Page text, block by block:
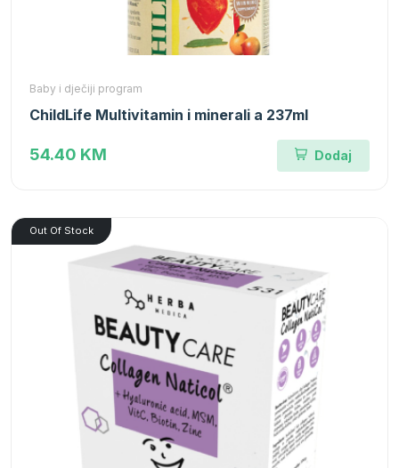
Baby i dječiji program
ChildLife Multivitamin i minerali a 237ml
54.40 KM Dodaj
Out Of Stock